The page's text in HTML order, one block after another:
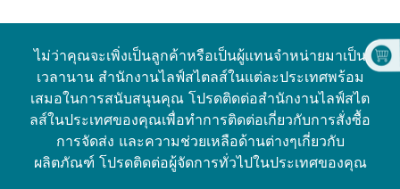
ไม่ว่าคุณจะเพิ่งเป็นลูกค้าหรือเป็นผู้แทนจำหน่ายมาเป็น
เวลานาน สำนักงานไลฟ์สไตลส์ในแต่ละประเทศพร้อม
เสมอในการสนับสนุนคุณ โปรดติดต่อสำนักงานไลฟ์สไต
ลส์ในประเทศของคุณเพื่อทำการติดต่อเกี่ยวกับการสั่งซื้อ
การจัดส่ง และความช่วยเหลือด้านต่างๆเกี่ยวกับ
ผลิตภัณฑ์ โปรดติดต่อผู้จัดการทั่วไปในประเทศของคุณ